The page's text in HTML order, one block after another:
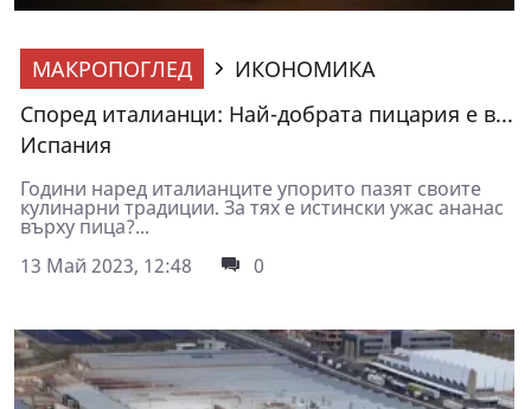
МАКРОПОГЛЕД
ИКОНОМИКА
Според италианци: Най-добрата пицария е в...
Испания
Години наред италианците упорито пазят своите
кулинарни традиции. За тях е истински ужас ананас
върху пица?...
13 Май 2023, 12:48
0